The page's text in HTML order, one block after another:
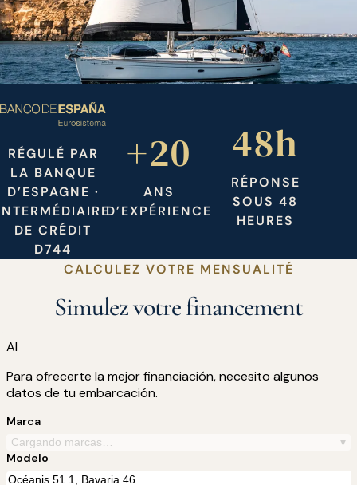
RÉGULÉ PAR
LA BANQUE
D’ESPAGNE ·
DE CRÉDIT
D744
+20
ANS
D’EXPÉRIENCE
48h
RÉPONSE
SOUS 48
HEURES
CALCULEZ VOTRE MENSUALITÉ
Simulez votre financement